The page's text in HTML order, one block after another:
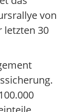
von
letzten 30